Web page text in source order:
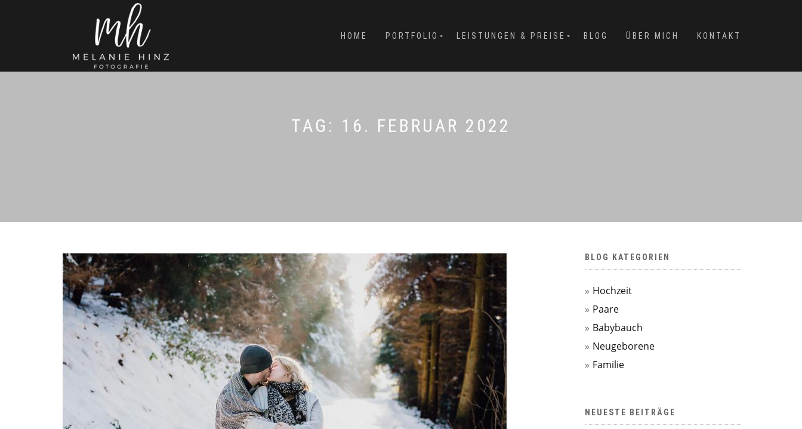
HOME PORTFOLIO LEISTUNGEN & PREISE BLOG ÜBER MICH KONTAKT
TAG: 16. FEBRUAR 2022
BLOG KATEGORIEN
Hochzeit
Paare
Babybauch
Neugeborene
Familie
NEUESTE BEITRÄGE